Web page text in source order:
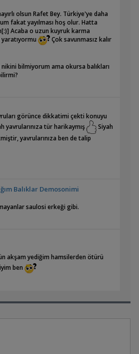
olsun Rafet Bey. Türkiye'ye daha
fakat yayılması hoş olur. Hatta
Acaba o uzun kuyruk karma
yaratıyormu
Çok savunmasız kalır
bilmiyorum ama okursa balıkları
görünce dikkatimi çekti konuyu
yavrularınıza tür harikaymış
Siyah
yavrularınıza ben de talip
Balıklar Demosonimi
saulosi erkeği gibi.
akşam yediğim hamsilerden ötürü
ben